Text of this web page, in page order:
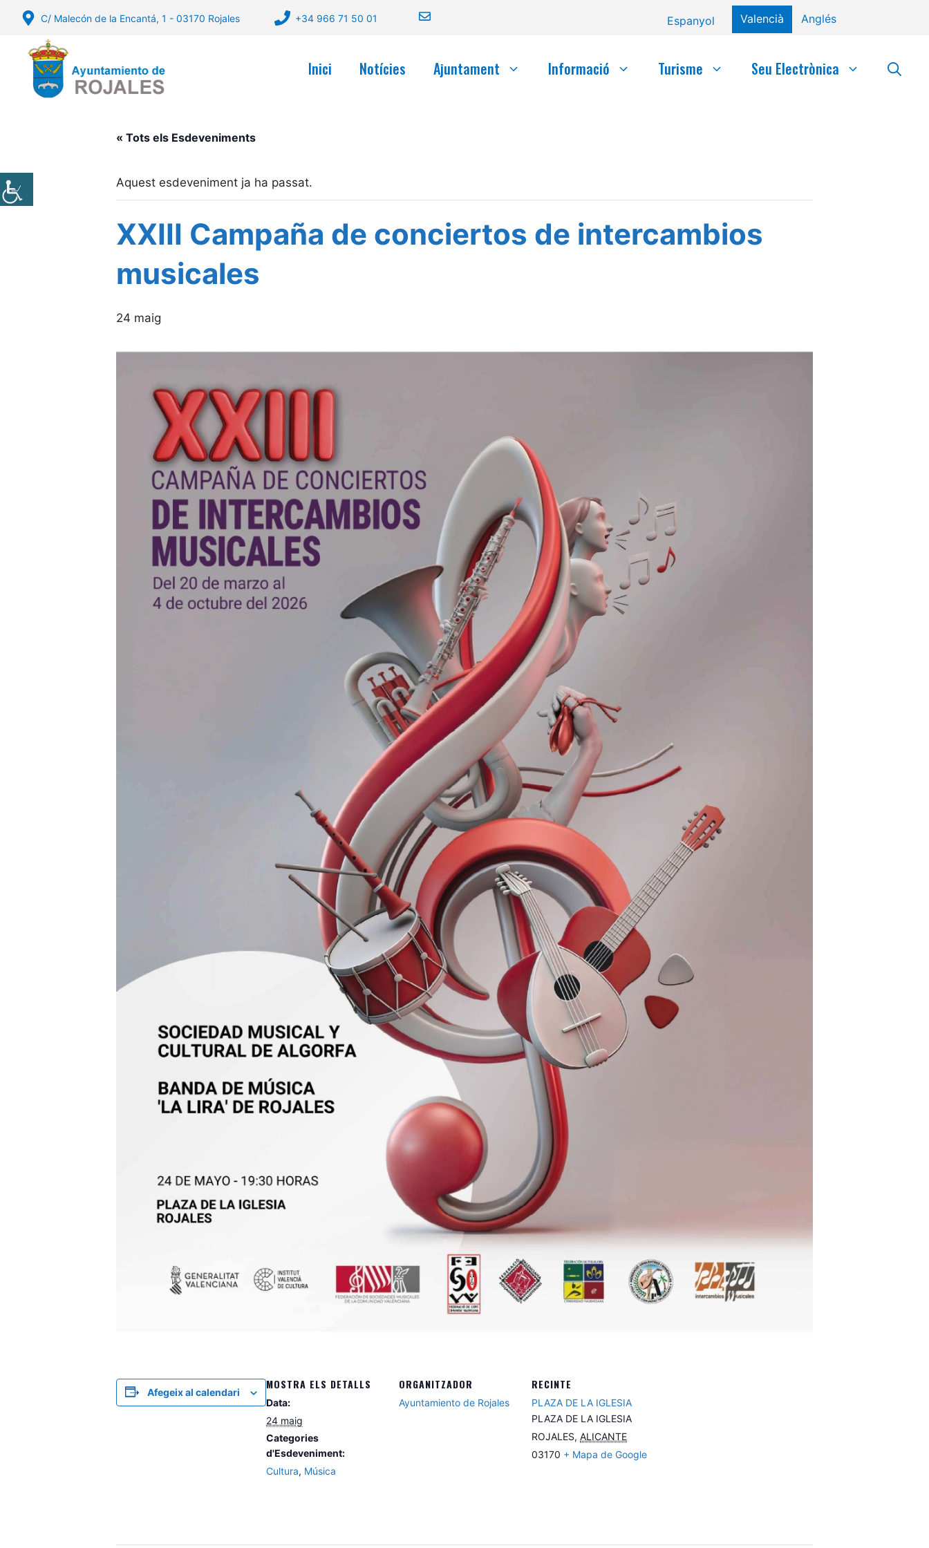
contingut
C/ Malecón de la Encantá, 1 - 03170 Rojales +34 966 71 50 01 Espanyol Valencià Anglés
Inici Notícies Ajuntament Informació Turisme Seu Electrònica
« Tots els Esdeveniments
Aquest esdeveniment ja ha passat.
XXIII Campaña de conciertos de intercambios
musicales
24 maig
Afegeix al calendari
MOSTRA ELS DETALLS
Data:
24 maig
Categories
d'Esdeveniment:
Cultura, Música
ORGANITZADOR
Ayuntamiento de Rojales
RECINTE
PLAZA DE LA IGLESIA
PLAZA DE LA IGLESIA
ROJALES, ALICANTE
03170 + Mapa de Google